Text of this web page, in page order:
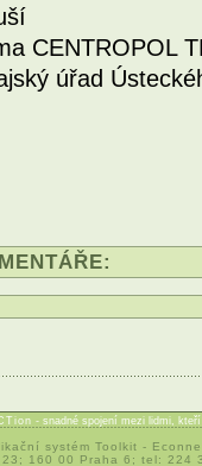
CENTROPOL
úřad
- snadné spojení mezi lidmi,
systém Toolkit -
23; 160 00 Praha 6; tel: 224